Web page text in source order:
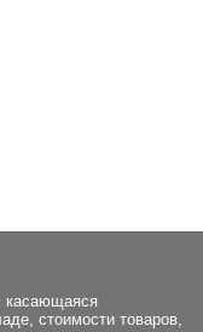
касающаяся
стоимости товаров,